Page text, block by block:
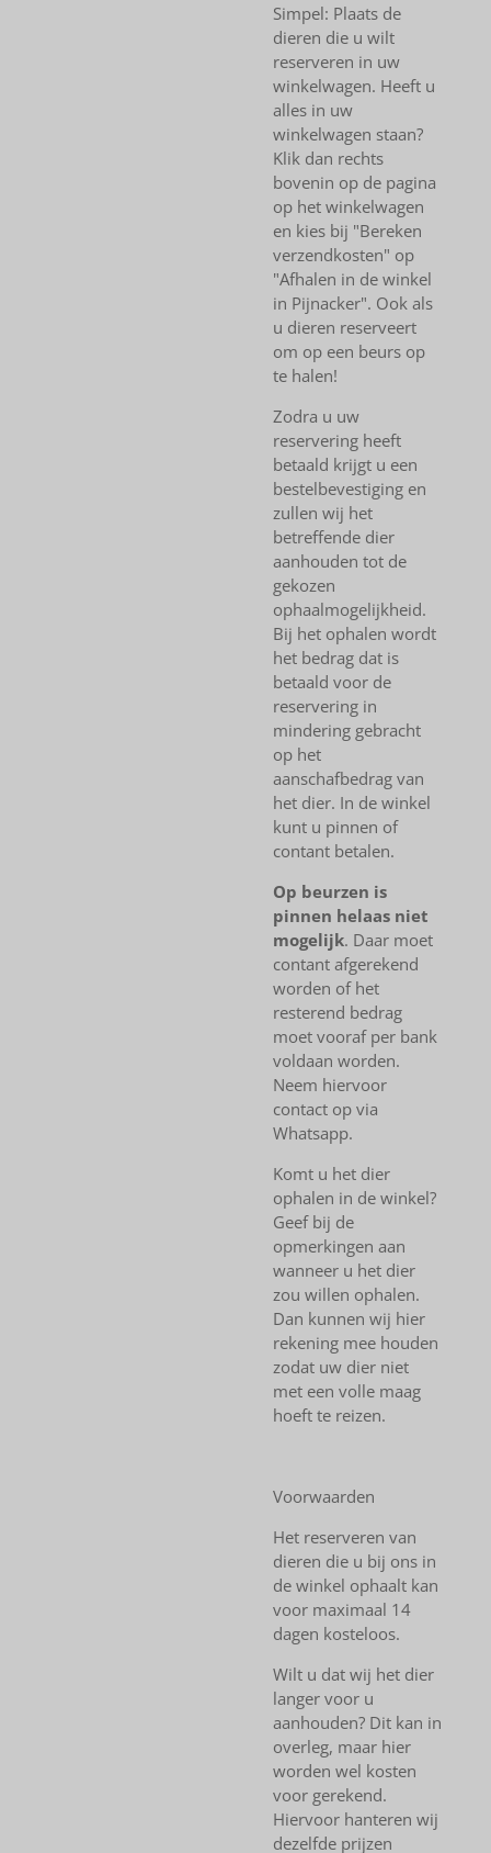
Simpel: Plaats de
dieren die u wilt
reserveren in uw
winkelwagen. Heeft u
alles in uw
winkelwagen staan?
Klik dan rechts
bovenin op de pagina
op het winkelwagen
en kies bij "Bereken
verzendkosten" op
"Afhalen in de winkel
in Pijnacker". Ook als
u dieren reserveert
om op een beurs op
te halen!
Zodra u uw
reservering heeft
betaald krijgt u een
bestelbevestiging en
zullen wij het
betreffende dier
aanhouden tot de
gekozen
ophaalmogelijkheid.
Bij het ophalen wordt
het bedrag dat is
betaald voor de
reservering in
mindering gebracht
op het
aanschafbedrag van
het dier. In de winkel
kunt u pinnen of
contant betalen.
Op beurzen is
pinnen helaas niet
mogelijk. Daar moet
contant afgerekend
worden of het
resterend bedrag
moet vooraf per bank
voldaan worden.
Neem hiervoor
contact op via
Whatsapp.
Komt u het dier
ophalen in de winkel?
Geef bij de
opmerkingen aan
wanneer u het dier
zou willen ophalen.
Dan kunnen wij hier
rekening mee houden
zodat uw dier niet
met een volle maag
hoeft te reizen.
Voorwaarden
Het reserveren van
dieren die u bij ons in
de winkel ophaalt kan
voor maximaal 14
dagen kosteloos.
Wilt u dat wij het dier
langer voor u
aanhouden? Dit kan in
overleg, maar hier
worden wel kosten
voor gerekend.
Hiervoor hanteren wij
dezelfde prijzen